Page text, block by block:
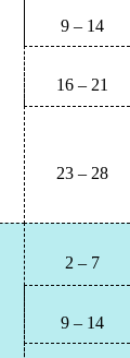
9 – 14
16 – 21
23 – 28
2 – 7
9 – 14